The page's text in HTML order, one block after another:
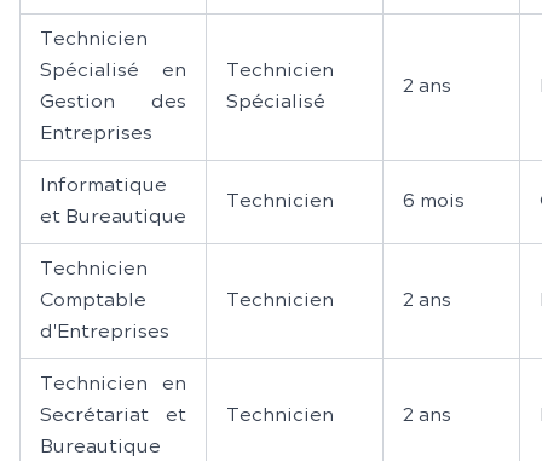
Technicien
Spécialisé en
Gestion des
Entreprises
Technicien
Spécialisé
2 ans
Informatique
et Bureautique
Technicien 6 mois
Technicien
Comptable
d'Entreprises
Technicien 2 ans
Technicien en
Secrétariat et
Bureautique
Technicien 2 ans